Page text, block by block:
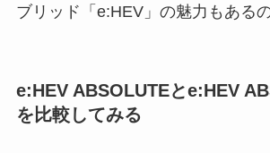
ブリッド「e:HEV」の魅力もある
e:HEVABSOLUTEとe:HEV
を比較してみる